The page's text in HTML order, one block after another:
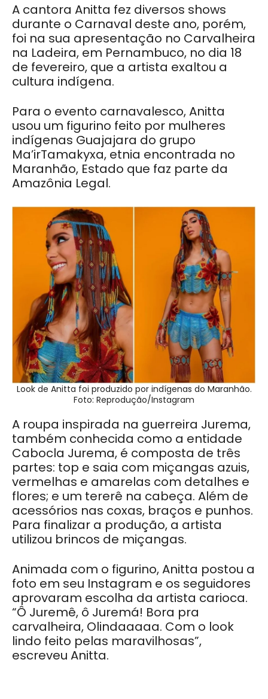
A cantora Anitta fez diversos shows
durante o Carnaval deste ano, porém,
foi na sua apresentação no Carvalheira
na Ladeira, em Pernambuco, no dia 18
de fevereiro, que a artista exaltou a
cultura indígena.
Para o evento carnavalesco, Anitta
usou um figurino feito por mulheres
indígenas Guajajara do grupo
Ma’irTamakyxa, etnia encontrada no
Maranhão, Estado que faz parte da
Amazônia Legal.
Look de Anitta foi produzido por indígenas do Maranhão.
Foto: Reprodução/Instagram
A roupa inspirada na guerreira Jurema,
também conhecida como a entidade
Cabocla Jurema, é composta de três
partes: top e saia com miçangas azuis,
vermelhas e amarelas com detalhes e
flores; e um tererê na cabeça. Além de
acessórios nas coxas, braços e punhos.
Para finalizar a produção, a artista
utilizou brincos de miçangas.
Animada com o figurino, Anitta postou a
foto em seu Instagram e os seguidores
aprovaram escolha da artista carioca.
“Ô Juremê, ô Juremá! Bora pra
carvalheira, Olindaaaaa. Com o look
lindo feito pelas maravilhosas”,
escreveu Anitta.